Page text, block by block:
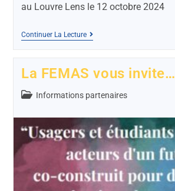
au Louvre Lens le 12 octobre 2024
Continuer La Lecture
La FEMAS vous invite…
Informations partenaires